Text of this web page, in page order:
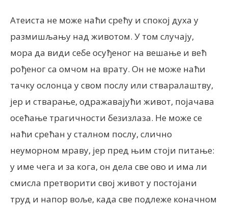
Атеиста не може наћи срећу и спокој духа у
размишљању над животом. У том случају,
мора да види себе осуђеног на вешање и већ
рођеног са омчом на врату. Он не може наћи
тачку ослонца у свом послу или стваралаштву,
јер и стварање, одражавајући живот, појачава
осећање трагичности безизлаза. Не може се
наћи срећан у сталном послу, слично
неуморном мраву, јер пред њим стоји питање:
у име чега и за кога, он дела све ово и има ли
смисла претворити свој живот у постојани
труд и напор воље, када све подлеже коначном